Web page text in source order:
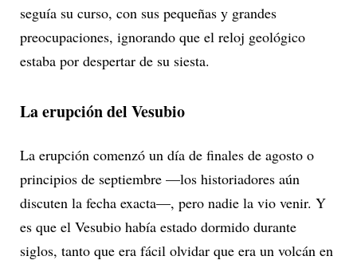
seguía su curso, con sus pequeñas y grandes
preocupaciones, ignorando que el reloj geológico
estaba por despertar de su siesta.
La erupción del Vesubio
La erupción comenzó un día de finales de agosto o
principios de septiembre —los historiadores aún
discuten la fecha exacta—, pero nadie la vio venir. Y
es que el Vesubio había estado dormido durante
siglos, tanto que era fácil olvidar que era un volcán en